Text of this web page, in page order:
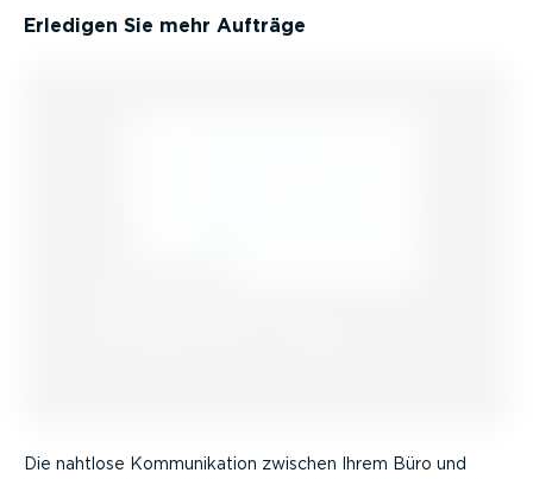
Erledigen Sie mehr Aufträge
Die nahtlose Kommu­ni­kation zwischen Ihrem Büro und